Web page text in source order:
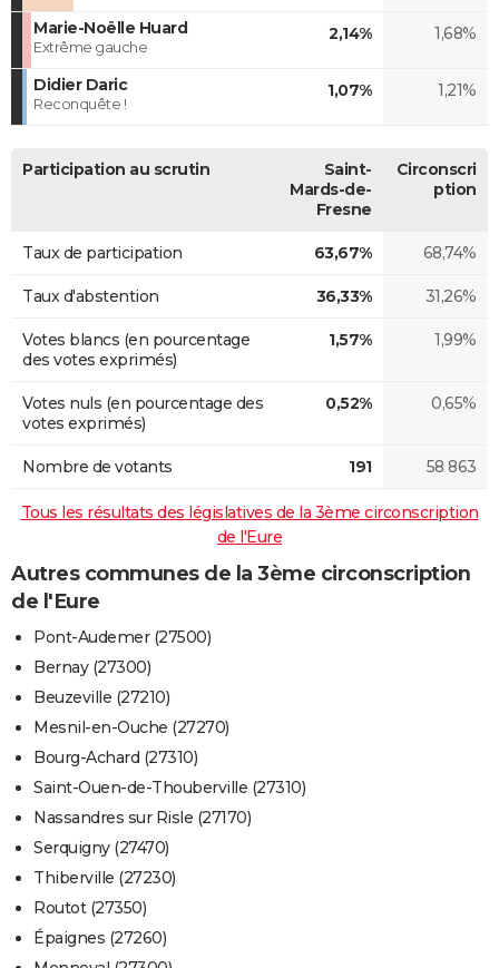
Marie-Noëlle Huard
Extrême gauche
2,14% 1,68%
Didier Daric
Reconquête !
1,07% 1,21%
Participation au scrutin
Saint-
Mards-de-
Fresne
Circonscri
ption
Taux de participation 63,67% 68,74%
Taux d'abstention 36,33% 31,26%
Votes blancs (en pourcentage
des votes exprimés)
1,57% 1,99%
Votes nuls (en pourcentage des
votes exprimés)
0,52% 0,65%
Nombre de votants 191 58 863
Tous les résultats des législatives de la 3ème circonscription
de l'Eure
Autres communes de la 3ème circonscription
de l'Eure
Pont-Audemer (27500)
Bernay (27300)
Beuzeville (27210)
Mesnil-en-Ouche (27270)
Bourg-Achard (27310)
Saint-Ouen-de-Thouberville (27310)
Nassandres sur Risle (27170)
Serquigny (27470)
Thiberville (27230)
Routot (27350)
Épaignes (27260)